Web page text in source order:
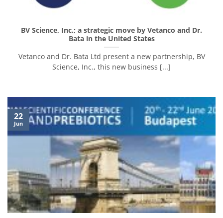
BV Science, Inc.; a strategic move by Vetanco and Dr.
Bata in the United States
Vetanco and Dr. Bata Ltd present a new partnership, BV
Science, Inc., this new business [...]
22
Jun